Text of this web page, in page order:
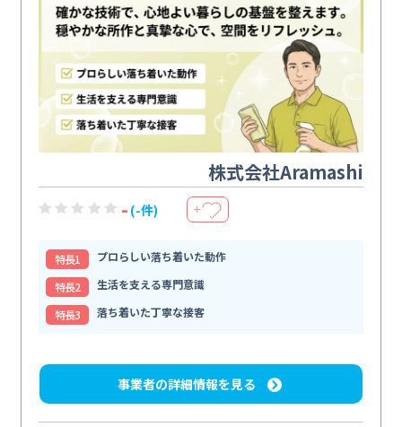
株式会社Aramashi
- (-件) ＋
特⻑1
プロらしい落ち着いた動作
特⻑2
生活を支える専門意識
特⻑3
落ち着いた丁寧な接客
事業者の詳細情報を見る